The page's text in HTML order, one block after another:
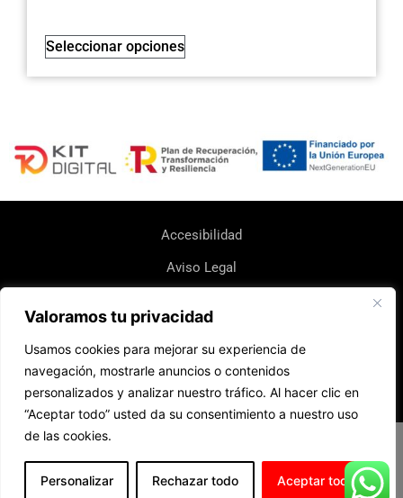
Valoramos tu privacidad
Usamos cookies para mejorar su experiencia de
navegación, mostrarle anuncios o contenidos
personalizados y analizar nuestro tráfico. Al hacer clic en
“Aceptar todo” usted da su consentimiento a nuestro uso
de las cookies.
Personalizar Rechazar todo Aceptar todo
Seleccionar opciones
Accesibilidad
Aviso Legal
Política de Envio
Política de Privacidad
Diseño web realizado por RK Informatika